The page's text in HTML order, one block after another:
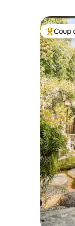
Coups
Coup